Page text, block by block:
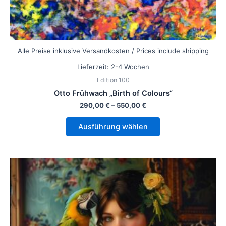
Alle Preise inklusive Versandkosten / Prices include shipping
Lieferzeit: 2-4 Wochen
Edition 100
Otto Frühwach „Birth of Colours“
290,00€ – 550,00€
Ausführung wählen
Dieses
Produkt
weist
mehrere
Varianten